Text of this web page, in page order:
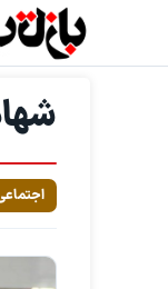
شهادت 400 زن و کودک